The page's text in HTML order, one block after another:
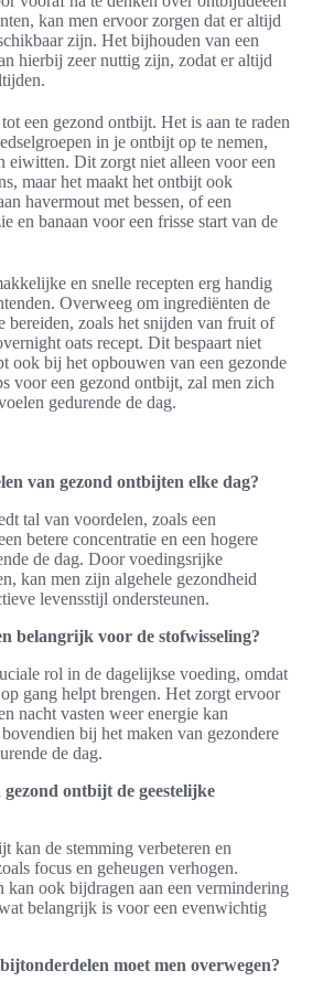
kan men ervoor zorgen dat er altijd
zijn. Het bijhouden van een
hierbij zeer nuttig zijn, zodat er altijd
een gezond ontbijt. Het is aan te raden
in je ontbijt op te nemen,
eiwitten. Dit zorgt niet alleen voor een
maar het maakt het ontbijt ook
havermout met bessen, of een
en banaan voor een frisse start van de
en snelle recepten erg handig
Overweeg om ingrediënten de
bereiden, zoals het snijden van fruit of
oats recept. Dit bespaart niet
ook bij het opbouwen van een gezonde
voor een gezond ontbijt, zal men zich
gedurende de dag.
van gezond ontbijten elke dag?
tal van voordelen, zoals een
betere concentratie en een hogere
de dag. Door voedingsrijke
kan men zijn algehele gezondheid
levensstijl ondersteunen.
belangrijk voor de stofwisseling?
rol in de dagelijkse voeding, omdat
gang helpt brengen. Het zorgt ervoor
nacht vasten weer energie kan
bij het maken van gezondere
de dag.
gezond ontbijt de geestelijke
kan de stemming verbeteren en
focus en geheugen verhogen.
kan ook bijdragen aan een vermindering
belangrijk is voor een evenwichtig
moet men overwegen?